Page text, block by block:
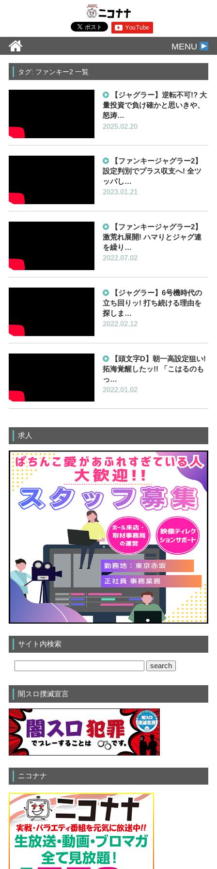
MENU
タグ: ファンキー2 一覧
【ジャグラー】逆転不可!? 大
量投資で負け確かと思いきや、
怒涛…
2025.02.20
【ファンキージャグラー2】
設定判別でプラス収支へ! 全ツ
ッパし…
2023.01.21
【ファンキージャグラー2】
激荒れ展開! ハマりとジャグ連
を繰り…
2022.07.02
【ジャグラー】6号機時代の
立ち回りッ! 打ち続ける理由を
探しま…
2022.02.12
【頭文字D】朝一高設定狙い!
拓海覚醒したッ!! 「こはるのも
っ…
2022.01.02
求人
サイト内検索
闇スロ撲滅宣言
ニコナナ